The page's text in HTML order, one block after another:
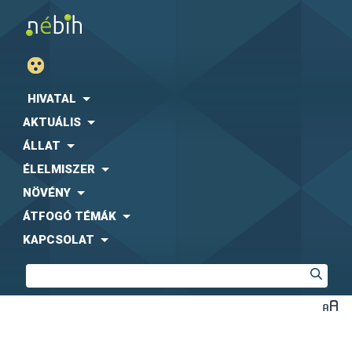
HIVATAL
AKTUÁLIS
ÁLLAT
ÉLELMISZER
NÖVÉNY
ÁTFOGÓ TÉMÁK
KAPCSOLAT